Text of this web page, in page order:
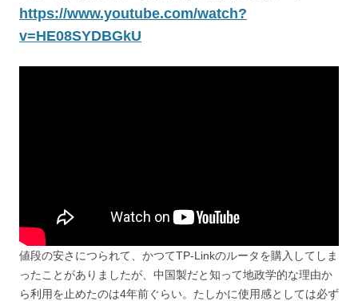
https://www.youtube.com/watch?
v=HE08SYDBGkU
値段の安さにつられて、かつてTP-Linkのルータを購入してしま
ったことがありましたが、中国製だと知って地政学的な理由か
ら利用を止めたのは4年前ぐらい。たしかに使用感としては必ず